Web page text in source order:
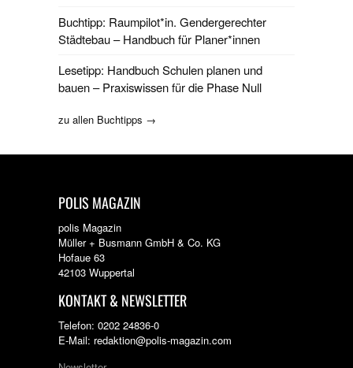
Buchtipp: Raumpilot*in. Gendergerechter
Städtebau – Handbuch für Planer*innen
Lesetipp: Handbuch Schulen planen und
bauen – Praxiswissen für die Phase Null
zu allen Buchtipps →
POLIS MAGAZIN
polis Magazin
Müller + Busmann GmbH & Co. KG
Hofaue 63
42103 Wuppertal
KONTAKT & NEWSLETTER
Telefon: 0202 24836-0
E-Mail: redaktion@polis-magazin.com